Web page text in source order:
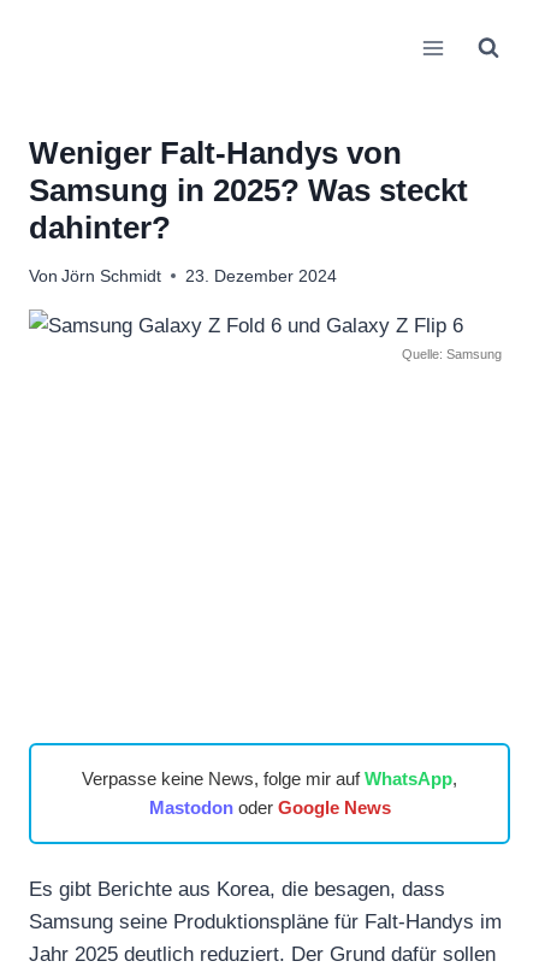
Weniger Falt-Handys von
Samsung in 2025? Was steckt
dahinter?
Von Jörn Schmidt 23. Dezember 2024
Quelle: Samsung
Verpasse keine News, folge mir aufWhatsApp,
Mastodonoder Google News
Es gibt Berichte aus Korea, die besagen, dass
Samsung seine Produktionspläne für Falt-Handys im
Jahr 2025 deutlich reduziert. Der Grund dafür sollen